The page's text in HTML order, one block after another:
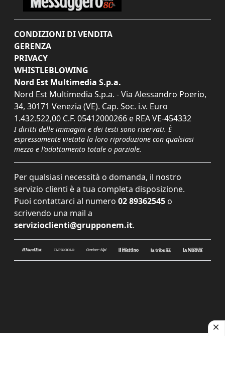
CONDIZIONI DI VENDITA
GERENZA
PRIVACY
WHISTLEBLOWING
Nord Est Multimedia S.p.a.
Nord Est Multimedia S.p.a. - Via Alessandro Poerio,
34, 30171 Venezia (VE). Cap. Soc. i.v. Euro
1.432.522,00 C.F. 05412000266 e REA VE-454332
I diritti delle immagini e dei testi sono riservati. È
espressamente vietata la loro riproduzione con qualsiasi
mezzo e l'adattamento totale o parziale.
Per qualsiasi necessità o domanda, il nostro
servizio clienti è a tua completa disposizione.
Puoi contattarci al numero 02 89362545 o
scrivendo una mail a
servizioclienti@grupponem.it.